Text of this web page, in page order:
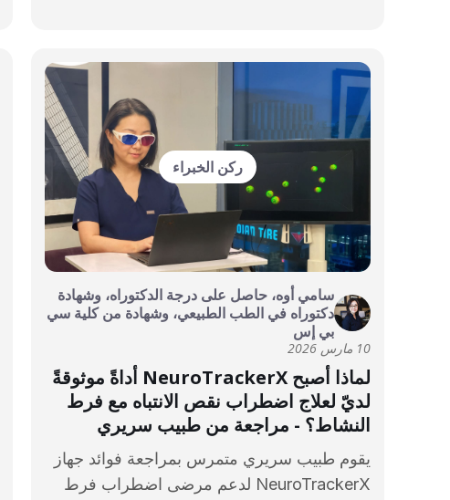
ركن الخبراء
سامي أوه، حاصل على درجة الدكتوراه، وشهادة
دكتوراه في الطب الطبيعي، وشهادة من كلية سي
بي إس
10 مارس 2026
لماذا أصبح NeuroTrackerX أداةً موثوقةً
لديّ لعلاج اضطراب نقص الانتباه مع فرط
النشاط؟ - مراجعة من طبيب سريري
يقوم طبيب سريري متمرس بمراجعة فوائد جهاز
NeuroTrackerX لدعم مرضى اضطراب فرط